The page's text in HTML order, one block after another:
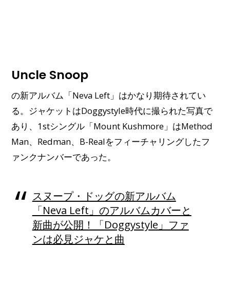
Uncle Snoop
の新アルバム「Neva Left」はかなり期待されてい
る。ジャケットはDoggystyle時代に撮られた写真で
あり、1stシングル「Mount Kushmore」はMethod
Man、Redman、B-Realをフィーチャリングしたフ
ァンクナンバーであった。
スヌープ・ドッグの新アルバム
「Neva Left」のアルバムカバーと
新曲が公開！「Doggystyle」ファ
ンは必見ジャケと曲